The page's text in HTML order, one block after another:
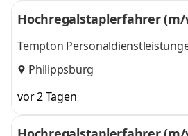
Hochregalstaplerfahrer
Tempton
Philippsburg
vor 2 Tagen